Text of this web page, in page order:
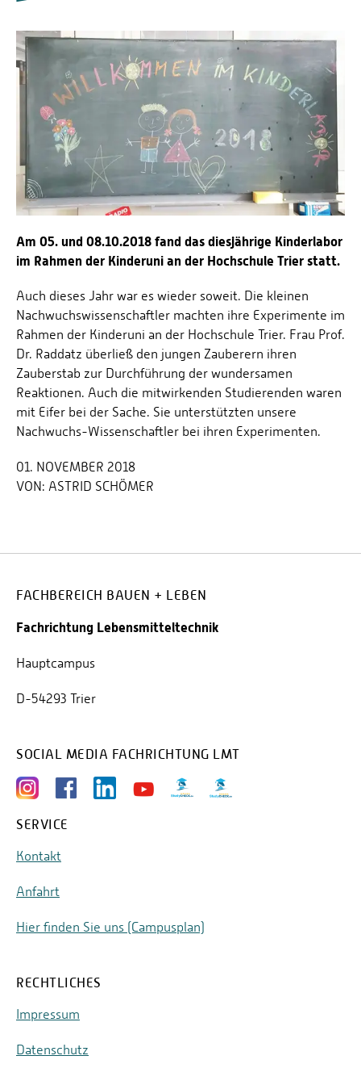
Prof. Dr.-Ing. Jens Voigt
Am 05. und 08.10.2018 fand das diesjährige Kinderlabor
im Rahmen der Kinderuni an der Hochschule Trier statt.
Auch dieses Jahr war es wieder soweit. Die kleinen
Nachwuchswissenschaftler machten ihre Experimente im
Rahmen der Kinderuni an der Hochschule Trier. Frau Prof.
Dr. Raddatz überließ den jungen Zauberern ihren
Zauberstab zur Durchführung der wundersamen
Reaktionen. Auch die mitwirkenden Studierenden waren
mit Eifer bei der Sache. Sie unterstützten unsere
Nachwuchs-Wissenschaftler bei ihren Experimenten.
01. NOVEMBER 2018
VON: ASTRID SCHÖMER
FACHBEREICH BAUEN + LEBEN
Fachrichtung Lebensmitteltechnik
Hauptcampus
D-54293 Trier
SOCIAL MEDIA FACHRICHTUNG LMT
SERVICE
Kontakt
Anfahrt
Hier finden Sie uns (Campusplan)
RECHTLICHES
Impressum
Datenschutz